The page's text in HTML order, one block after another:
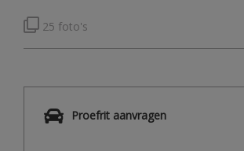
25 foto's
Proefrit aanvragen